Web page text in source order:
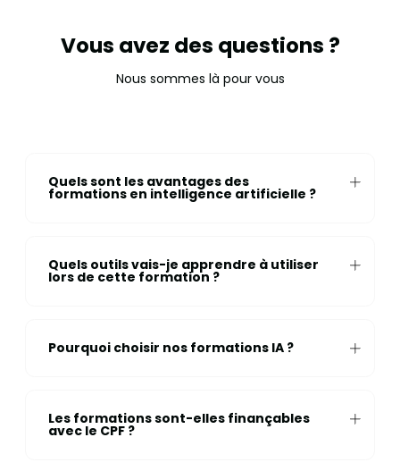
Vous avez des questions ?
Nous sommes là pour vous
Quels sont les avantages des
formations en intelligence artificielle ?
Quels outils vais-je apprendre à utiliser
lors de cette formation ?
Pourquoi choisir nos formations IA ?
Les formations sont-elles finançables
avec le CPF ?